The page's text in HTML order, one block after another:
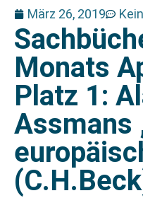
März 26, 2019
Monats
Platz 1:
Assmans